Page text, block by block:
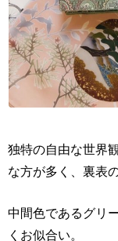
独特の自由な世界
な方が多く、裏表
中間色であるグリ
くお似合い。